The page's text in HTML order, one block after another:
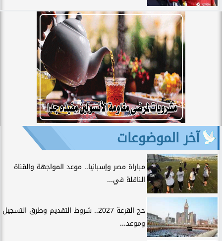
آخر الموضوعات
مباراة مصر وإسبانيا.. موعد المواجهة والقناة
الناقلة في...
حج القرعة 2027.. شروط التقديم وطرق التسجيل
وموعد...